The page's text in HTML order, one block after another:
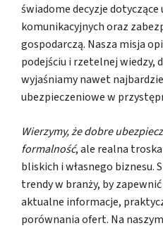
świadome decyzje dotyczące
komunikacyjnych oraz
gospodarczą. Nasza misja
podejściu i rzetelnej wiedzy,
wyjaśniamy nawet
ubezpieczeniowe w
Wierzymy, że dobre
formalność, ale realna
bliskich i własnego biznesu.
trendy w branży, by
aktualne informacje,
porównania ofert. Na